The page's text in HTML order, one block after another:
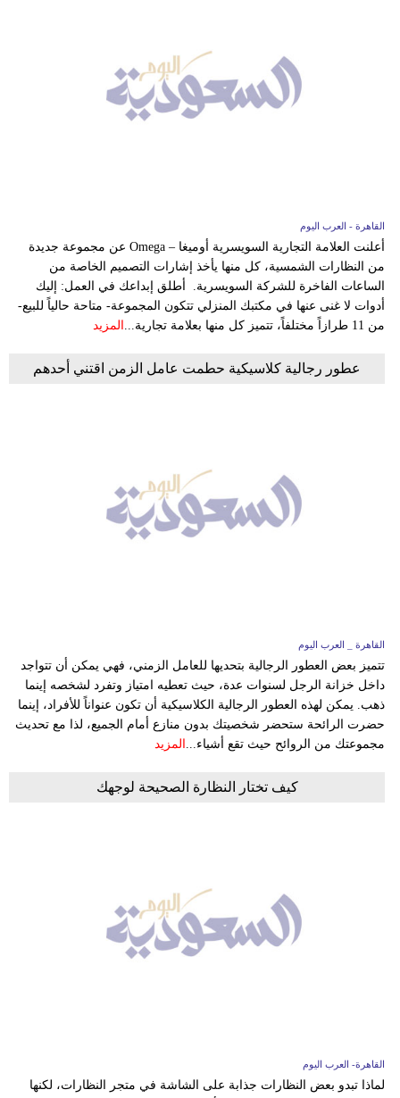
القاهرة - العرب اليوم
أعلنت العلامة التجارية السويسرية أوميغا – Omega عن مجموعة جديدة
من النظارات الشمسية، كل منها يأخذ إشارات التصميم الخاصة من
الساعات الفاخرة للشركة السويسرية. أطلق إبداعك في العمل: إليك
أدوات لا غنى عنها في مكتبك المنزلي تتكون المجموعة- متاحة حالياً للبيع-
من 11 طرازاً مختلفاً، تتميز كل منها بعلامة تجارية...
المزيد
عطور رجالية كلاسيكية حطمت عامل الزمن اقتني أحدهم
القاهرة _ العرب اليوم
تتميز بعض العطور الرجالية بتحديها للعامل الزمني، فهي يمكن أن تتواجد
داخل خزانة الرجل لسنوات عدة، حيث تعطيه امتياز وتفرد لشخصه إينما
ذهب. يمكن لهذه العطور الرجالية الكلاسيكية أن تكون عنواناً للأفراد، إينما
حضرت الرائحة ستحضر شخصيتك بدون منازع أمام الجميع، لذا مع تحديث
مجموعتك من الروائح حيث تقع أشياء... المزيد
كيف تختار النظارة الصحيحة لوجهك
القاهرة- العرب اليوم
لماذا تبدو بعض النظارات جذابة على الشاشة في متجر النظارات، لكنها